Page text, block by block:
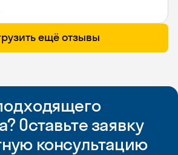
ещё отзывы
Оставьте заявку
консультацию